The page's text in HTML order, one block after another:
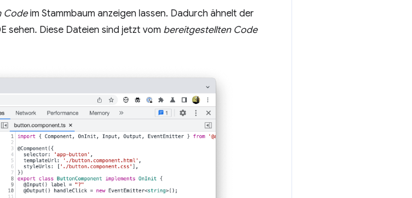
Codeim Stammbaum anzeigen lassen. Dadurch ähnelt der
sehen. Diese Dateien sind jetzt vom bereitgestellten Code